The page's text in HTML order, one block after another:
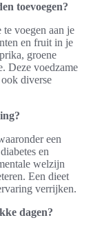
toevoegen?
voegen aan je
en fruit in je
groene
Deze voedzame
diverse
een
en
welzijn
Een dieet
verrijken.
dagen?